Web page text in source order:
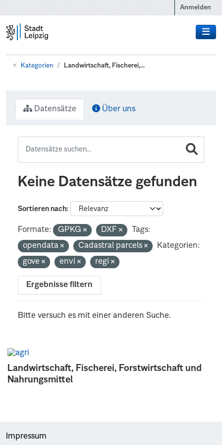
Anmelden
Kategorien Landwirtschaft, Fischerei,...
Landwirtschaft, Fischerei, Forstwirtschaft und
Nahrungsmittel
Datensätze Über uns
Keine Datensätze gefunden
Sortieren nach
Formate: GPKG DXF
Tags:
opendata
Cadastral parcels
Kategorien:
gove
envi regi
Ergebnisse filtern
Bitte versuch es mit einer anderen Suche.
Impressum